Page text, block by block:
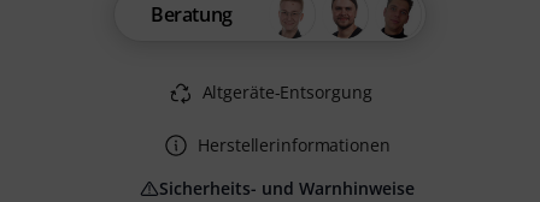
Beratung
Altgeräte-Entsorgung
Herstellerinformationen
Sicherheits- und Warnhinweise